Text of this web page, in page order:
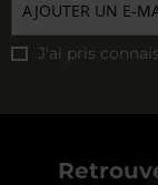
J'ai pris